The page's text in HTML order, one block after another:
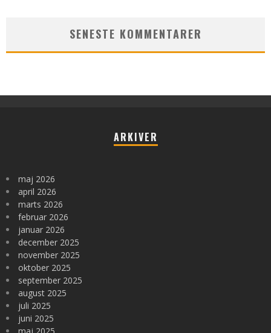
SENESTE KOMMENTARER
ARKIVER
maj 2026
april 2026
marts 2026
februar 2026
januar 2026
december 2025
november 2025
oktober 2025
september 2025
august 2025
juli 2025
juni 2025